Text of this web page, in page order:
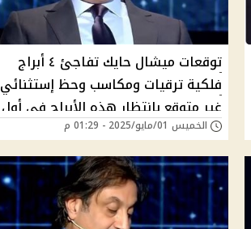
توقعات ميشال حايك تفاجئ ٤ أبراج
فلكية ترقيات ومكاسب وحظ إستثنائي
غير متوقع بانتظار هذه الأبراج في أول
مايو.. هل برجك منهم؟
الخميس 01/مايو/2025 - 01:29 م